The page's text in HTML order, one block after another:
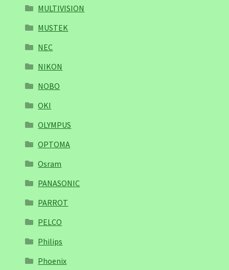
MULTIVISION
MUSTEK
NEC
NIKON
NOBO
OKI
OLYMPUS
OPTOMA
Osram
PANASONIC
PARROT
PELCO
Philips
Phoenix